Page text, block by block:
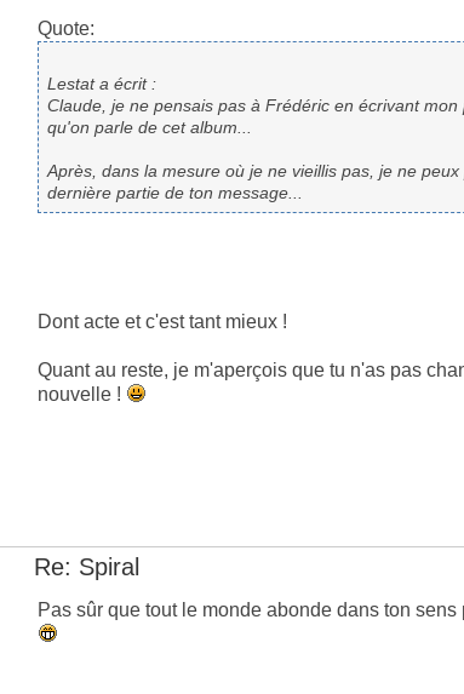
Quote:
Lestat a écrit :
Claude, je ne pensais pas à Frédéric en écrivant
qu'on parle de cet album...
Après, dans la mesure où je ne vieillis pas, je ne
dernière partie de ton message...
Dont acte et c'est tant mieux !
Quant au reste, je m'aperçois que tu n'as pas
nouvelle !
Re: Spiral
Pas sûr que tout le monde abonde dans ton